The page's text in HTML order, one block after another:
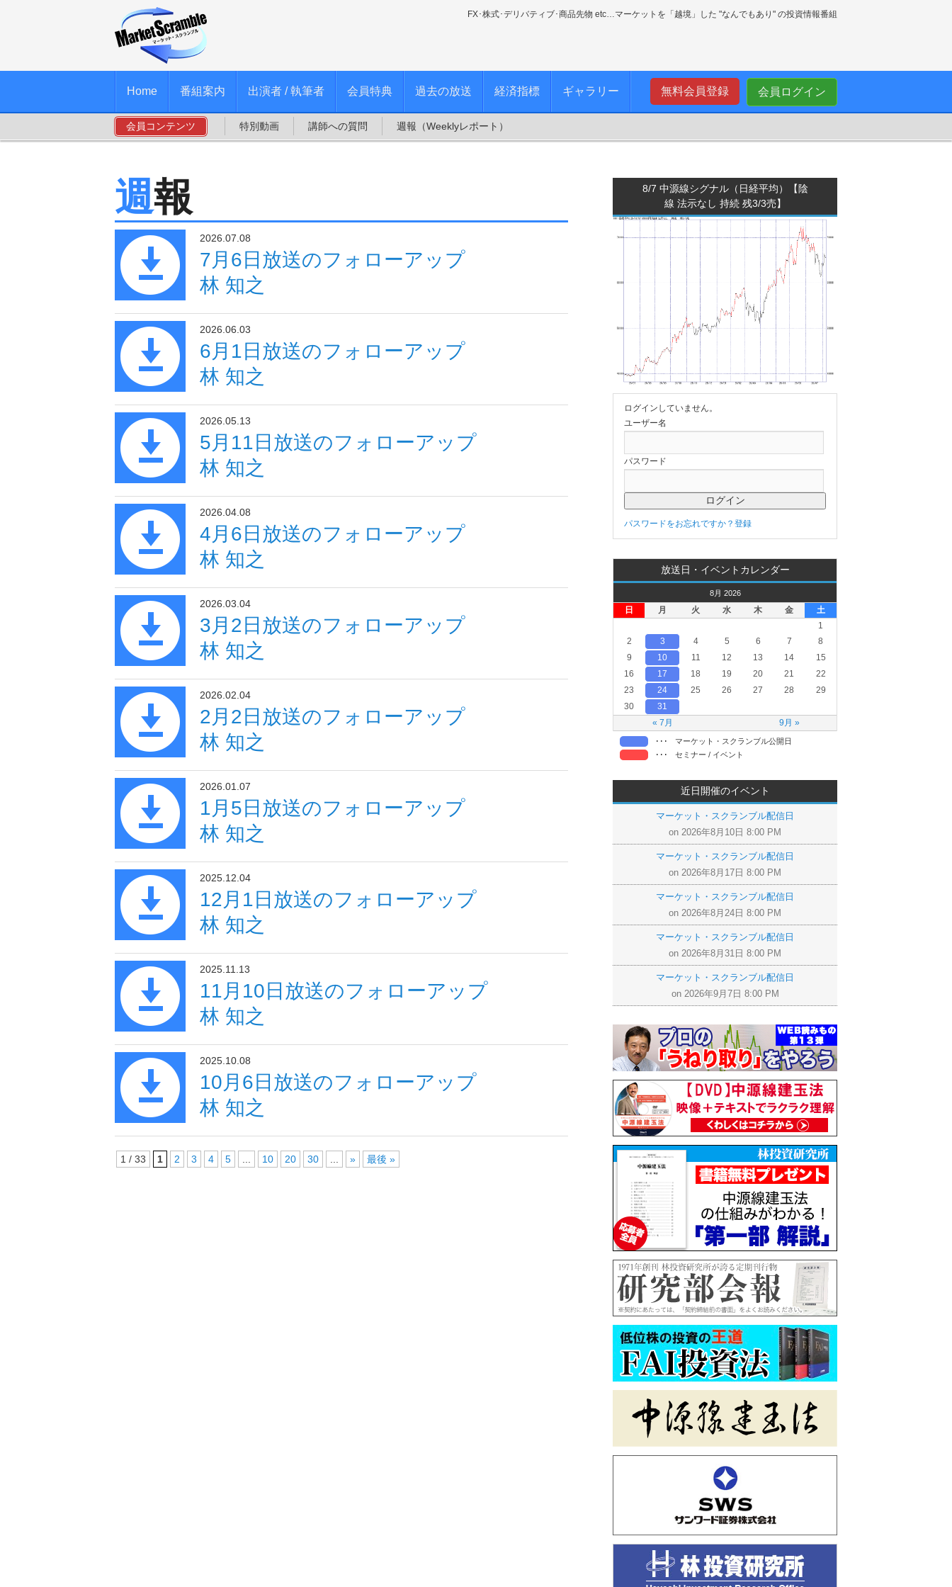
FX･株式･デリバティブ･商品先物 etc…マーケットを「越境」した "なんでもあり" の投資情報番組
会員ログイン
無料会員登録
Home 番組案内 出演者 / 執筆者 会員特典 過去の放送 経済指標 ギャラリー
会員コンテンツ 特別動画 講師への質問 週報（Weeklyレポート）
週報
2026.07.08
7月6日放送のフォローアップ
林 知之
2026.06.03
6月1日放送のフォローアップ
林 知之
2026.05.13
5月11日放送のフォローアップ
林 知之
2026.04.08
4月6日放送のフォローアップ
林 知之
2026.03.04
3月2日放送のフォローアップ
林 知之
2026.02.04
2月2日放送のフォローアップ
林 知之
2026.01.07
1月5日放送のフォローアップ
林 知之
2025.12.04
12月1日放送のフォローアップ
林 知之
2025.11.13
11月10日放送のフォローアップ
林 知之
2025.10.08
10月6日放送のフォローアップ
林 知之
1 / 33 1 2 3 4 5 10 20 30 » 最後 »
8/7 中源線シグナル（日経平均）【陰
線 法示なし 持続 残3/3売】
ログインしていません。
ユーザー名
パスワード
パスワードをお忘れですか？ 登録
放送日・イベントカレンダー
8月 2026
日 月 火 水 木 金 土
« 7月 9月 »
1
2
3 4 5 6 7
8
9
10 11 12 13 14
15
16
17 18 19 20 21
22
23
24 25 26 27 28
29
30
31
･･･
マーケット・スクランブル公開日
･･･
セミナー / イベント
近日開催のイベント
マーケット・スクランブル配信日
on 2026年8月10日 8:00 PM
マーケット・スクランブル配信日
on 2026年8月17日 8:00 PM
マーケット・スクランブル配信日
on 2026年8月24日 8:00 PM
マーケット・スクランブル配信日
on 2026年8月31日 8:00 PM
マーケット・スクランブル配信日
on 2026年9月7日 8:00 PM